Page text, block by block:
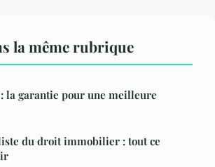
la même rubrique
la garantie pour une meilleure
du droit immobilier : tout ce